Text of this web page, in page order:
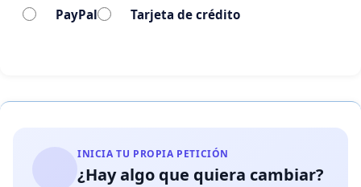
PayPal Tarjeta de crédito
INICIA TU PROPIA PETICIÓN
¿Hay algo que quiera cambiar?